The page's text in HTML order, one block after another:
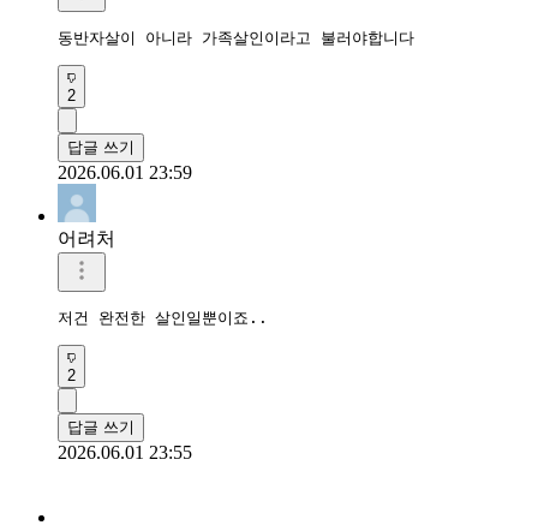
동반자살이 아니라 가족살인이라고 불러야합니다
2
답글 쓰기
2026.06.01 23:59
어려처
저건 완전한 살인일뿐이죠..
2
답글 쓰기
2026.06.01 23:55